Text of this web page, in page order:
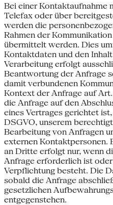
Bei einer Kontaktaufnahme
Telefax oder über
werden die
Rahmen der
übermittelt werden. Dies
Kontaktdaten und den
Verarbeitung erfolgt
Beantwortung der Anfrage
damit verbundenen
Kontext der Anfrage auf
die Anfrage auf den
eines Vertrages gerichtet
DSGVO, unserem
Bearbeitung von Anfragen
externen Kontaktpersonen.
an Dritte erfolgt nur, wenn
Anfrage erforderlich ist
Verpflichtung besteht. Die
sobald die Anfrage
gesetzlichen
entgegenstehen.